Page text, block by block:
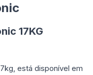
17KG
está disponível em